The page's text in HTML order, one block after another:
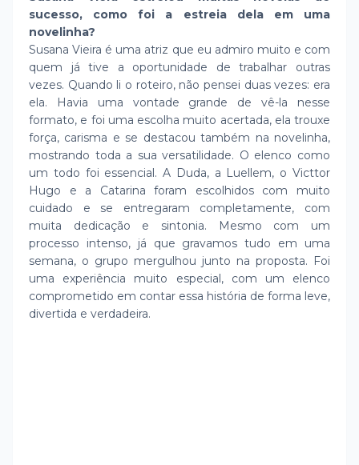
sucesso, como foi a estreia dela em uma
novelinha?
Susana Vieira é uma atriz que eu admiro muito e com
quem já tive a oportunidade de trabalhar outras
vezes. Quando li o roteiro, não pensei duas vezes: era
ela. Havia uma vontade grande de vê-la nesse
formato, e foi uma escolha muito acertada, ela trouxe
força, carisma e se destacou também na novelinha,
mostrando toda a sua versatilidade. O elenco como
um todo foi essencial. A Duda, a Luellem, o Victtor
Hugo e a Catarina foram escolhidos com muito
cuidado e se entregaram completamente, com
muita dedicação e sintonia. Mesmo com um
processo intenso, já que gravamos tudo em uma
semana, o grupo mergulhou junto na proposta. Foi
uma experiência muito especial, com um elenco
comprometido em contar essa história de forma leve,
divertida e verdadeira.